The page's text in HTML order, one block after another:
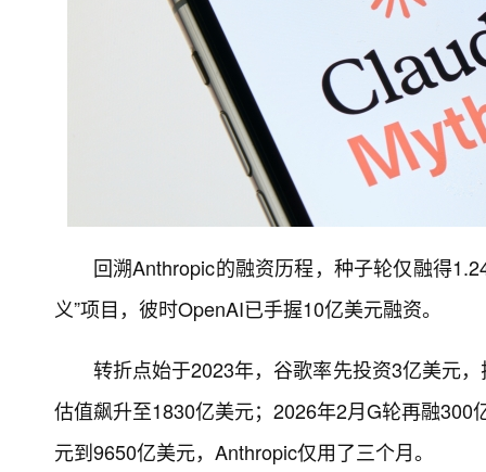
回溯Anthropic的融资历程，种子轮仅融得
义”项目，彼时OpenAI已手握10亿美元融资。
转折点始于2023年，谷歌率先投资3亿美元
估值飙升至1830亿美元；2026年2月G轮再融
元到9650亿美元，Anthropic仅用了三个月。